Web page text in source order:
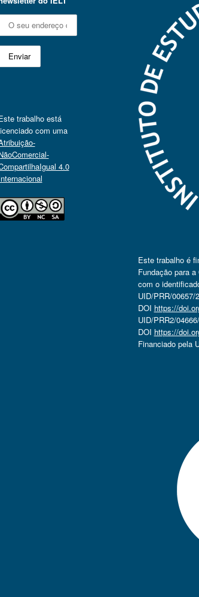
trabalho está
com uma
4.0
Este trabalho é
Fundação para
com o
UID/PRR/
DOI https://
UID/PRR2/
DOI https://
Financiado pela